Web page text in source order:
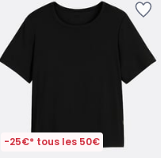
-25€* tous les 50€